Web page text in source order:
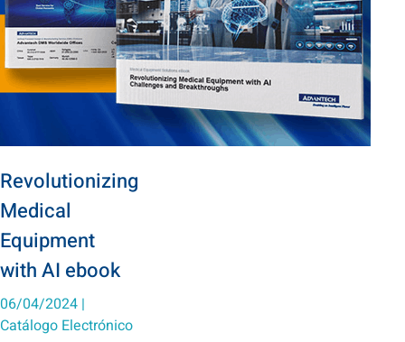
Revolutionizing
Medical
Equipment
with AI ebook
06/04/2024 |
Catálogo Electrónico